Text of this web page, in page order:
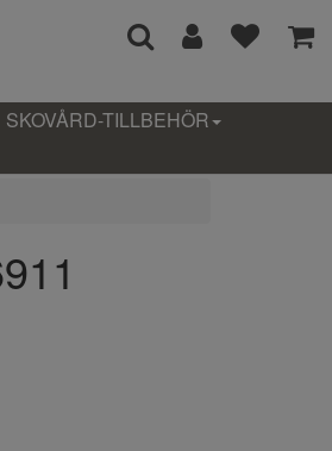
SKOVÅRD-TILLBEHÖR